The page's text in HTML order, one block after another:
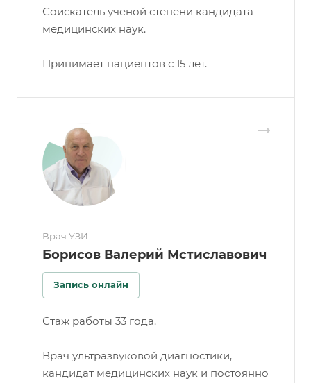
Соискатель ученой степени кандидата
медицинских наук.
Принимает пациентов с 15 лет.
Врач УЗИ
Борисов Валерий Мстиславович
Запись онлайн
Стаж работы 33 года.
Врач ультразвуковой диагностики,
кандидат медицинских наук и постоянно